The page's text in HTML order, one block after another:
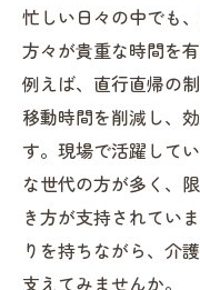
忙しい日々の中でも
方々が貴重な時間を
例えば、直行直帰の
移動時間を削減し、
す。現場で活躍して
な世代の方が多く、
き方が支持されてい
りを持ちながら、介
支えてみませんか。